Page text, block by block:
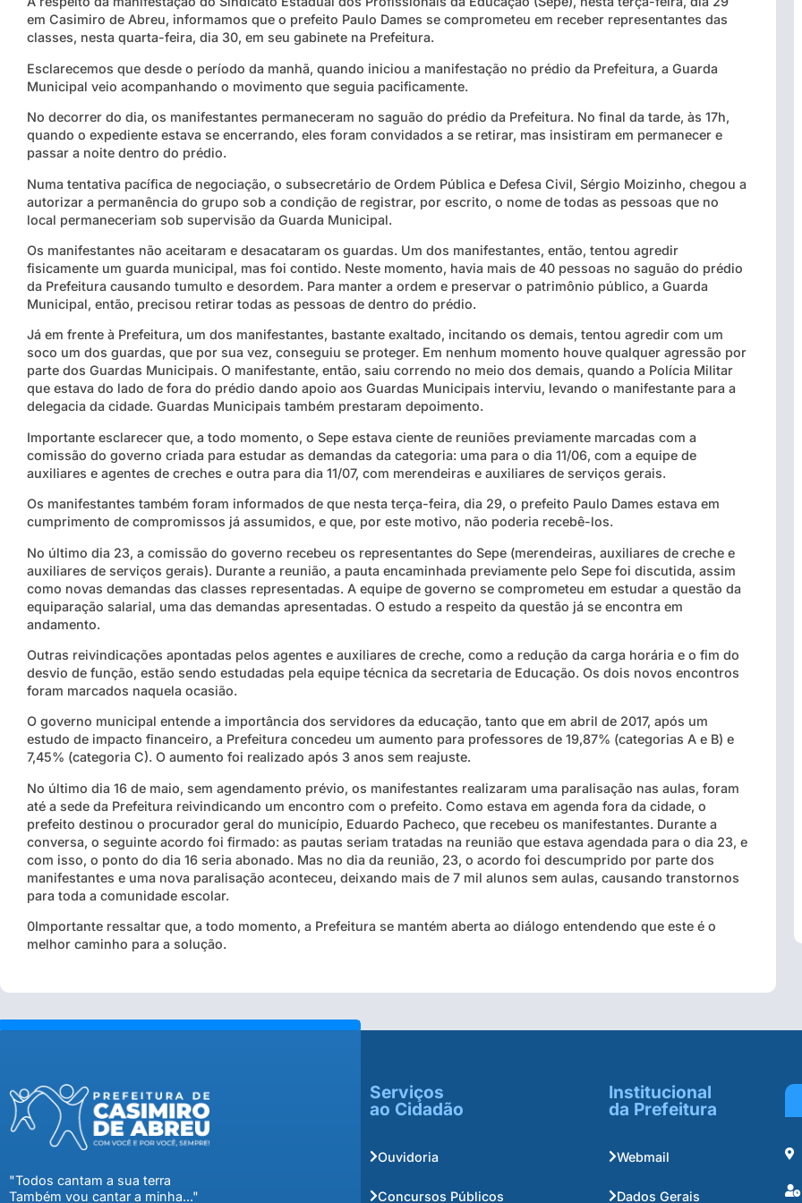
em Casimiro de Abreu, informamos que o prefeito Paulo Dames se comprometeu em receber representantes das
classes, nesta quarta-feira, dia 30, em seu gabinete na Prefeitura.
Esclarecemos que desde o período da manhã, quando iniciou a manifestação no prédio da Prefeitura, a Guarda
Municipal veio acompanhando o movimento que seguia pacificamente.
No decorrer do dia, os manifestantes permaneceram no saguão do prédio da Prefeitura. No final da tarde, às 17h,
quando o expediente estava se encerrando, eles foram convidados a se retirar, mas insistiram em permanecer e
passar a noite dentro do prédio.
Numa tentativa pacífica de negociação, o subsecretário de Ordem Pública e Defesa Civil, Sérgio Moizinho, chegou a
autorizar a permanência do grupo sob a condição de registrar, por escrito, o nome de todas as pessoas que no
local permaneceriam sob supervisão da Guarda Municipal.
Os manifestantes não aceitaram e desacataram os guardas. Um dos manifestantes, então, tentou agredir
fisicamente um guarda municipal, mas foi contido. Neste momento, havia mais de 40 pessoas no saguão do prédio
da Prefeitura causando tumulto e desordem. Para manter a ordem e preservar o patrimônio público, a Guarda
Municipal, então, precisou retirar todas as pessoas de dentro do prédio.
Já em frente à Prefeitura, um dos manifestantes, bastante exaltado, incitando os demais, tentou agredir com um
soco um dos guardas, que por sua vez, conseguiu se proteger. Em nenhum momento houve qualquer agressão por
parte dos Guardas Municipais. O manifestante, então, saiu correndo no meio dos demais, quando a Polícia Militar
que estava do lado de fora do prédio dando apoio aos Guardas Municipais interviu, levando o manifestante para a
delegacia da cidade. Guardas Municipais também prestaram depoimento.
Importante esclarecer que, a todo momento, o Sepe estava ciente de reuniões previamente marcadas com a
comissão do governo criada para estudar as demandas da categoria: uma para o dia 11/06, com a equipe de
auxiliares e agentes de creches e outra para dia 11/07, com merendeiras e auxiliares de serviços gerais.
Os manifestantes também foram informados de que nesta terça-feira, dia 29, o prefeito Paulo Dames estava em
cumprimento de compromissos já assumidos, e que, por este motivo, não poderia recebê-los.
No último dia 23, a comissão do governo recebeu os representantes do Sepe (merendeiras, auxiliares de creche e
auxiliares de serviços gerais). Durante a reunião, a pauta encaminhada previamente pelo Sepe foi discutida, assim
como novas demandas das classes representadas. A equipe de governo se comprometeu em estudar a questão da
equiparação salarial, uma das demandas apresentadas. O estudo a respeito da questão já se encontra em
andamento.
Outras reivindicações apontadas pelos agentes e auxiliares de creche, como a redução da carga horária e o fim do
desvio de função, estão sendo estudadas pela equipe técnica da secretaria de Educação. Os dois novos encontros
foram marcados naquela ocasião.
O governo municipal entende a importância dos servidores da educação, tanto que em abril de 2017, após um
estudo de impacto financeiro, a Prefeitura concedeu um aumento para professores de 19,87% (categorias A e B) e
7,45% (categoria C). O aumento foi realizado após 3 anos sem reajuste.
No último dia 16 de maio, sem agendamento prévio, os manifestantes realizaram uma paralisação nas aulas, foram
até a sede da Prefeitura reivindicando um encontro com o prefeito. Como estava em agenda fora da cidade, o
prefeito destinou o procurador geral do município, Eduardo Pacheco, que recebeu os manifestantes. Durante a
conversa, o seguinte acordo foi firmado: as pautas seriam tratadas na reunião que estava agendada para o dia 23, e
com isso, o ponto do dia 16 seria abonado. Mas no dia da reunião, 23, o acordo foi descumprido por parte dos
manifestantes e uma nova paralisação aconteceu, deixando mais de 7 mil alunos sem aulas, causando transtornos
para toda a comunidade escolar.
0Importante ressaltar que, a todo momento, a Prefeitura se mantém aberta ao diálogo entendendo que este é o
melhor caminho para a solução.
"Todos cantam a sua terra
Também vou cantar a minha..."
Serviços
ao Cidadão
Ouvidoria
Concursos Públicos
Institucional
da Prefeitura
Webmail
Dados Gerais